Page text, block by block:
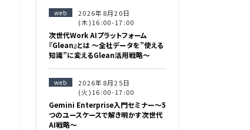
web
2026年8月20日
(木)16:00-17:00
次世代Work AIプラットフォーム
『Glean』とは 〜全社データを”使える
知識”に変えるGlean活用戦略〜
web
2026年8月25日
(火)16:00-17:00
Gemini Enterprise入門セミナー〜5
つのユースケースで解き明かす次世代
AI戦略〜